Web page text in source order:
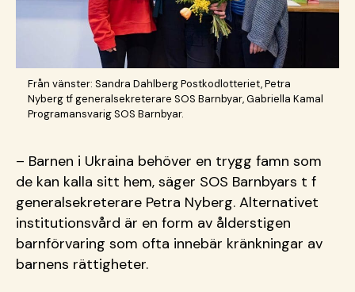
Från vänster: Sandra Dahlberg Postkodlotteriet, Petra
Nyberg tf generalsekreterare SOS Barnbyar, Gabriella Kamal
Programansvarig SOS Barnbyar.
– Barnen i Ukraina behöver en trygg famn som
de kan kalla sitt hem, säger SOS Barnbyars t f
generalsekreterare Petra Nyberg. Alternativet
institutionsvård är en form av ålderstigen
barnförvaring som ofta innebär kränkningar av
barnens rättigheter.